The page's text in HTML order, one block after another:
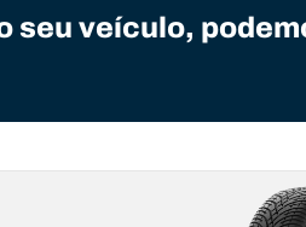
seu veículo,